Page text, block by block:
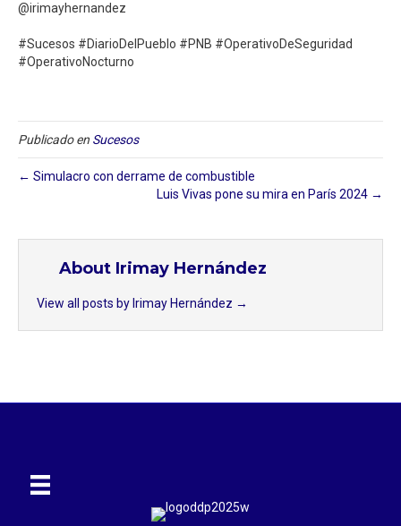
@irimayhernandez⁣
#Sucesos #DiarioDelPueblo #PNB #OperativoDeSeguridad
#OperativoNocturno
Publicado en Sucesos
← Simulacro con derrame de combustible
Luis Vivas pone su mira en París 2024 →
About Irimay Hernández
View all posts by Irimay Hernández →